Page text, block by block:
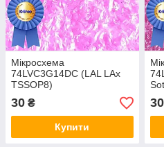
Мікросхема
74LVC3G14DC (LAL LAx
TSSOP8)
30 ₴
Купити
30